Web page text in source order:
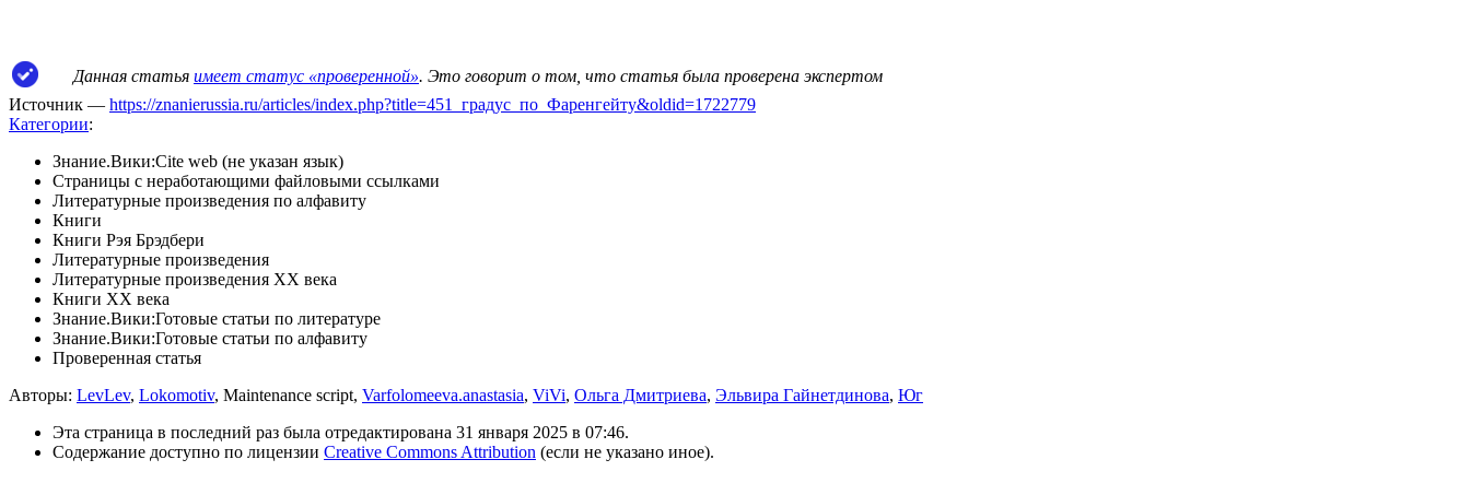
Данная статья имеет статус «проверенной». Это говорит о том, что статья была проверена экспертом
Источник — https://znanierussia.ru/articles/index.php?title=451_градус_по_Фаренгейту&oldid=1722779
Категории:
Знание.Вики:Cite web (не указан язык)
Страницы с неработающими файловыми ссылками
Литературные произведения по алфавиту
Книги
Книги Рэя Брэдбери
Литературные произведения
Литературные произведения XX века
Книги XX века
Знание.Вики:Готовые статьи по литературе
Знание.Вики:Готовые статьи по алфавиту
Проверенная статья
Авторы: LevLev, Lokomotiv, Maintenance script, Varfolomeeva.anastasia, ViVi, Ольга Дмитриева, Эльвира Гайнетдинова, Юг
Эта страница в последний раз была отредактирована 31 января 2025 в 07:46.
Содержание доступно по лицензии Creative Commons Attribution (если не указано иное).